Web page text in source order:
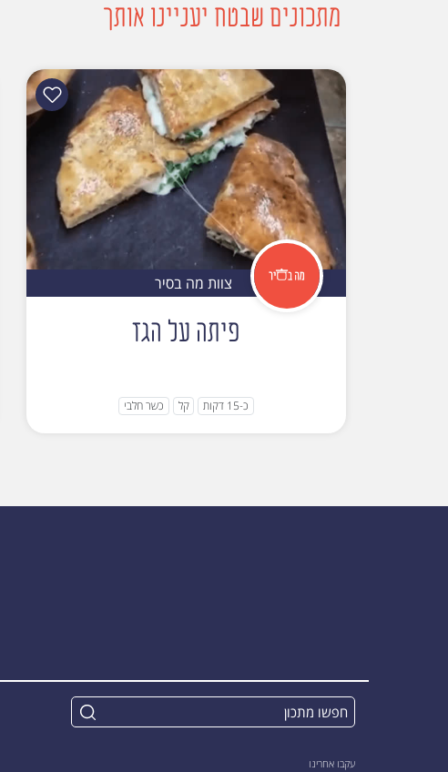
מתכונים שבטח יעניינו אותך
צוות מה בסיר
פיתה על הגז
כ-15 דקות קל כשר חלבי
עקבו אחרינו